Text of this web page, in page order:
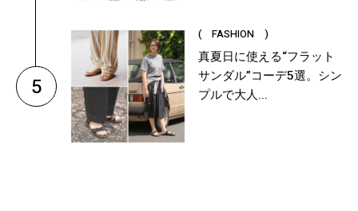
5
( FASHION )
真夏日に使える“フラット
サンダル”コーデ5選。シン
プルで大人...